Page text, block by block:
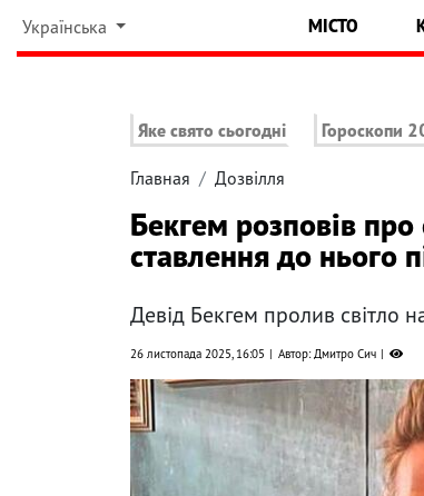
Українська МІСТО
Яке свято сьогодні Гороскопи
Главная Дозвілля
Бекгем розповів
ставлення до нього
Девід Бекгем пролив світло
26 листопада 2025, 16:05 Автор: Дмитро Сич